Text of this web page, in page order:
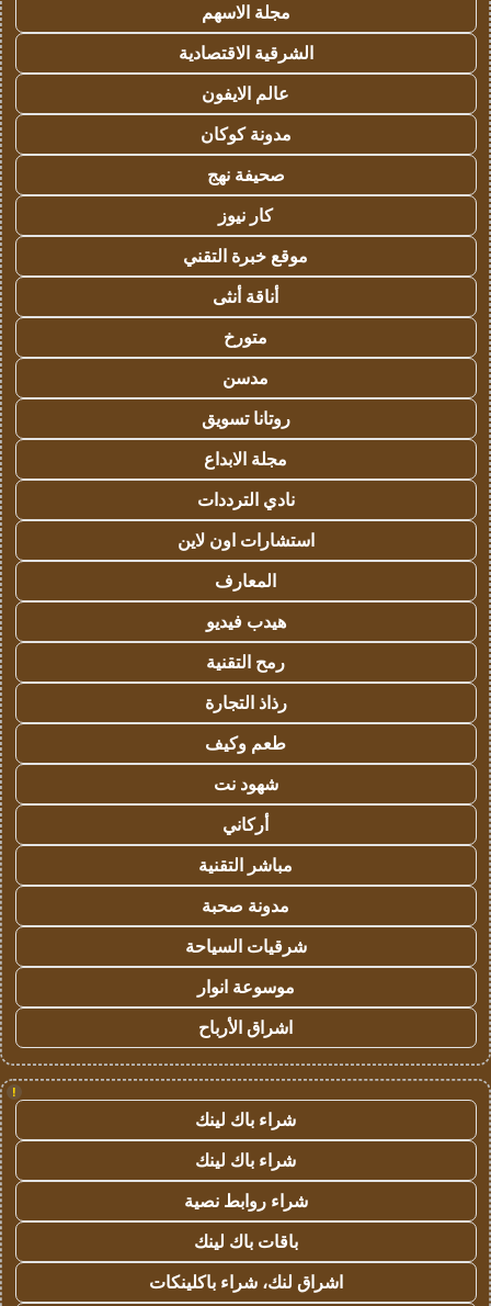
مجلة الاسهم
الشرقية الاقتصادية
عالم الايفون
مدونة كوكان
صحيفة نهج
كار نيوز
موقع خبرة التقني
أناقة أنثى
متورخ
مدسن
روتانا تسويق
مجلة الابداع
نادي الترددات
استشارات اون لاين
المعارف
هيدب فيديو
رمح التقنية
رذاذ التجارة
طعم وكيف
شهود نت
أركاني
مباشر التقنية
مدونة صحبة
شرقيات السياحة
موسوعة انوار
اشراق الأرباح
!
شراء باك لينك
شراء باك لينك
شراء روابط نصية
باقات باك لينك
اشراق لنك، شراء باكلينكات